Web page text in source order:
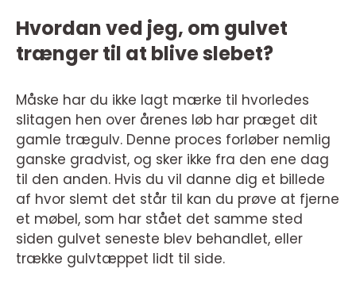
Hvordan ved jeg, om gulvet
trænger til at blive slebet?
Måske har du ikke lagt mærke til hvorledes
slitagen hen over årenes løb har præget dit
gamle trægulv. Denne proces forløber nemlig
ganske gradvist, og sker ikke fra den ene dag
til den anden. Hvis du vil danne dig et billede
af hvor slemt det står til kan du prøve at fjerne
et møbel, som har stået det samme sted
siden gulvet seneste blev behandlet, eller
trække gulvtæppet lidt til side.